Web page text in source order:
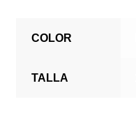
COLOR
TALLA